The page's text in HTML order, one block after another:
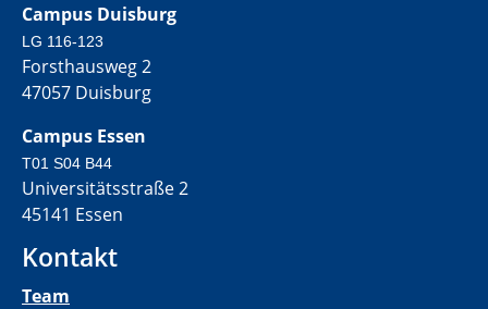
Campus Duisburg
LG 116-123
Forsthausweg 2
47057 Duisburg
Campus Essen
T01 S04 B44
Universitätsstraße 2
45141 Essen
Kontakt
Team